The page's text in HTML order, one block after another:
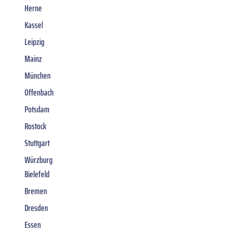
Herne
Kassel
Leipzig
Mainz
München
Offenbach
Potsdam
Rostock
Stuttgart
Würzburg
Bielefeld
Bremen
Dresden
Essen